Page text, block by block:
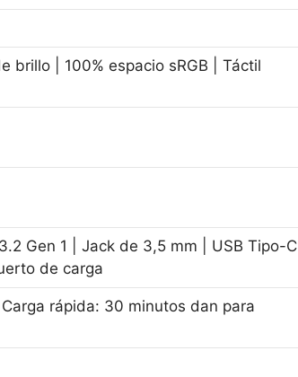
brillo | 100% espacio sRGB | Táctil
Gen 1 | Jack de 3,5 mm | USB Tipo-C
de carga
rápida: 30 minutos dan para